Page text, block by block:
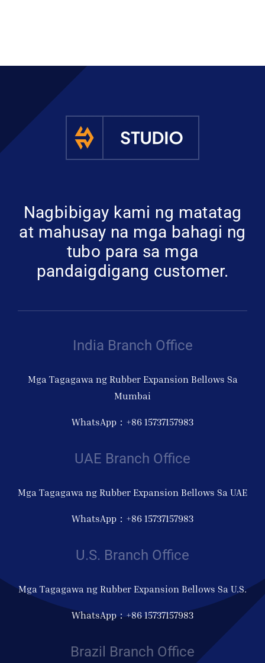
Nagbibigay kami ng matatag
at mahusay na mga bahagi ng
tubo para sa mga
pandaigdigang customer.
India Branch Office
Mga Tagagawa ng Rubber Expansion Bellows Sa
Mumbai
WhatsApp：+86 15737157983
UAE Branch Office
Mga Tagagawa ng Rubber Expansion Bellows Sa UAE
WhatsApp：+86 15737157983
U.S. Branch Office
Mga Tagagawa ng Rubber Expansion Bellows Sa U.S.
WhatsApp：+86 15737157983
Brazil Branch Office